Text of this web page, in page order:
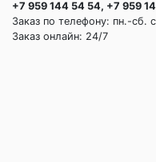
+7 959 144 54 54, +7 959
Заказ по телефону: пн.-сб.
Заказ онлайн: 24/7